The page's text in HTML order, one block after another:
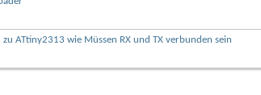
ATtiny2313 wie Müssen RX und TX verbunden sein